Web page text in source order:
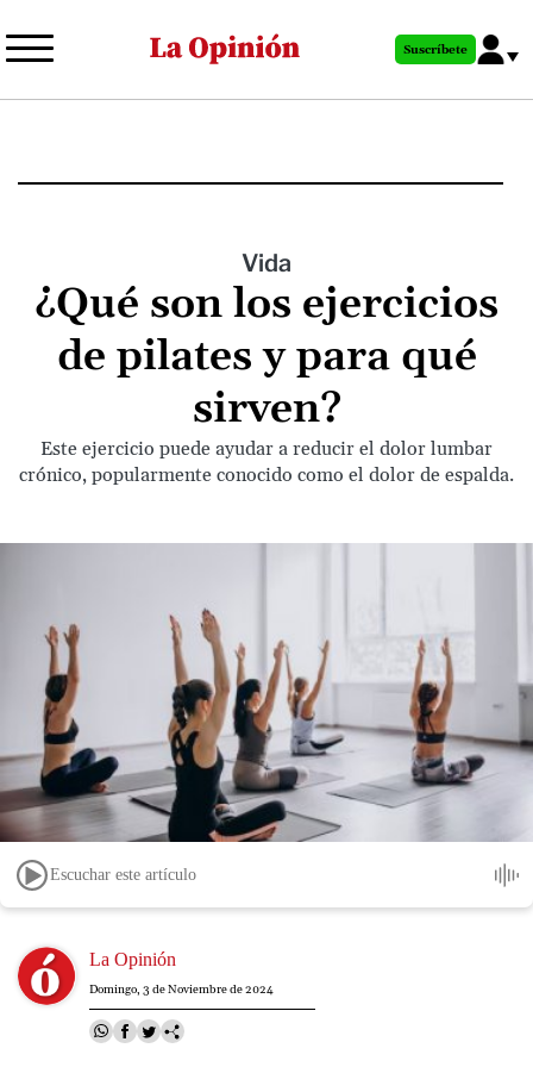
al
principal
Suscríbete
Vida
¿Qué son los ejercicios
de pilates y para qué
sirven?
Este ejercicio puede ayudar a reducir el dolor lumbar
crónico, popularmente conocido como el dolor de espalda.
Escuchar este artículo
Image La Opinión
Domingo, 3 de Noviembre de 2024